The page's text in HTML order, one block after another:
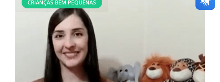
CRIANÇAS BEM PEQUENAS